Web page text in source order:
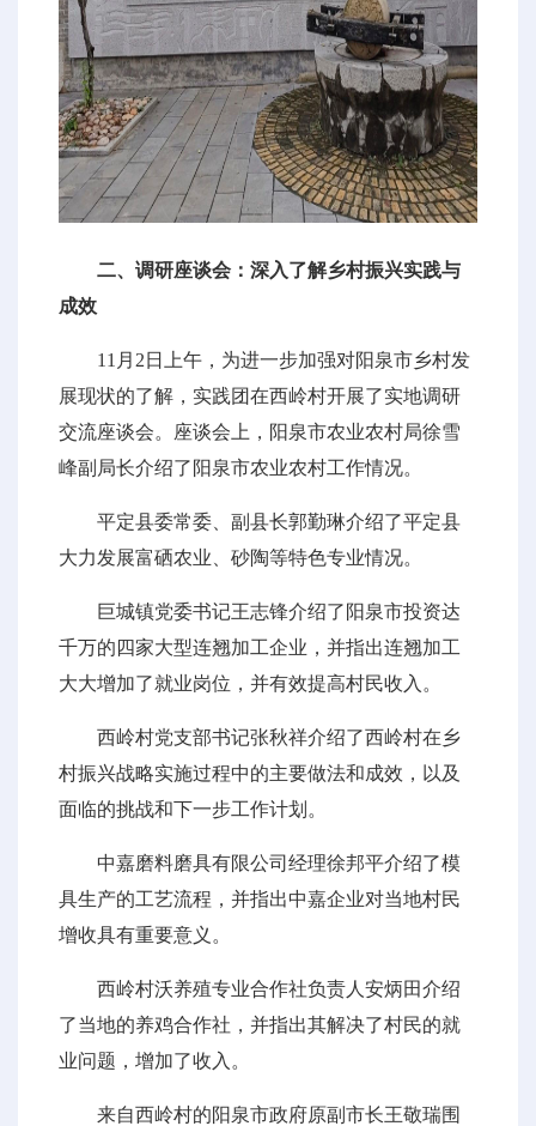
二、调研座谈会：深入了解乡村振兴实践与
成效
11月2日上午，为进一步加强对阳泉市乡村发
展现状的了解，实践团在西岭村开展了实地调研
交流座谈会。座谈会上，阳泉市农业农村局徐雪
峰副局长介绍了阳泉市农业农村工作情况。
平定县委常委、副县长郭勤琳介绍了平定县
大力发展富硒农业、砂陶等特色专业情况。
巨城镇党委书记王志锋介绍了阳泉市投资达
千万的四家大型连翘加工企业，并指出连翘加工
大大增加了就业岗位，并有效提高村民收入。
西岭村党支部书记张秋祥介绍了西岭村在乡
村振兴战略实施过程中的主要做法和成效，以及
面临的挑战和下一步工作计划。
中嘉磨料磨具有限公司经理徐邦平介绍了模
具生产的工艺流程，并指出中嘉企业对当地村民
增收具有重要意义。
西岭村沃养殖专业合作社负责人安炳田介绍
了当地的养鸡合作社，并指出其解决了村民的就
业问题，增加了收入。
来自西岭村的阳泉市政府原副市长王敬瑞围